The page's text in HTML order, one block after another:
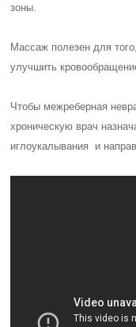
зоны.
Массаж полезен для
улучшить
Чтобы межреберная
хроническую врач
иглоукалывания и